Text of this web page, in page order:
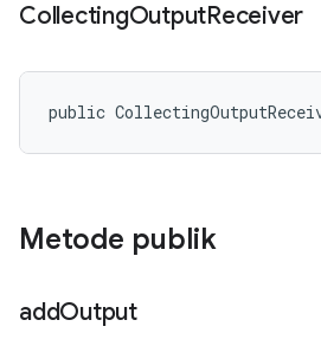
CollectingOutputReceiver
public
Metode publik
addOutput